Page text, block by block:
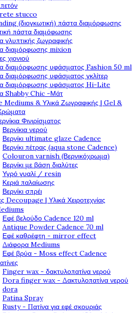
stucco
(διογκωτική) πάστα διαμόρφωσης
πάστα διαμόφωσης
γλυπτικής ζωγραφικής
διαμόρφωσης mixion
χιονιού
διαμόρφωσης υφάσματος Fashion 50 ml
διαμόρφωσης υφάσματος γκλίτερ
διαμόρφωσης υφάσματος Hi-Lite
Shabby Chic -Μάτ
Mediums & Υλικά Ζωγραφικής | Gel &
Φινιρίσματος
Βερνίκια νερού
Βερνίκι ultimate glaze Cadence
Βερνίκι πέτρας (aqua stone Cadence)
Colouron varnish (Βερνικόχρωμα)
Βερνίκι με βάση διαλύτες
Υγρό γυαλί / resin
Κεριά παλαίωσης
Βερνίκι σπρέι
Decoupage | Υλικά Χειροτεχνίας
Εφέ βελούδο Cadence 120 ml
Antique Powder Cadence 70 ml
Εφέ καθρέφτη - mirror effect
Διάφορα Mediums
Εφέ βρύα - Moss effect Cadence
Finger wax - δακτυλοπατίνα νερού
Dora finger wax - Δακτυλοπατίνα νερού
dora
Patina Spray
Rusty - Πατίνα για εφέ σκουριάς